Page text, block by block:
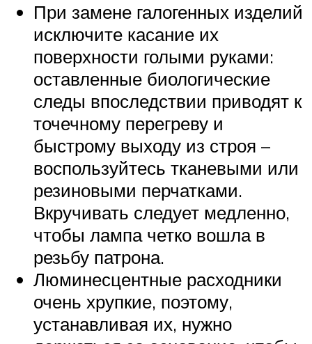
При замене галогенных изделий
исключите касание их
поверхности голыми руками:
оставленные биологические
следы впоследствии приводят к
точечному перегреву и
быстрому выходу из строя –
воспользуйтесь тканевыми или
резиновыми перчатками.
Вкручивать следует медленно,
чтобы лампа четко вошла в
резьбу патрона.
Люминесцентные расходники
очень хрупкие, поэтому,
устанавливая их, нужно